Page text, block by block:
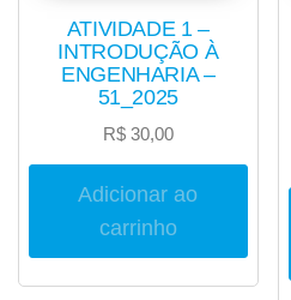
ATIVIDADE 1 –
INTRODUÇÃO À
ENGENHARIA –
51_2025
R$30,00
Adicionar ao
carrinho